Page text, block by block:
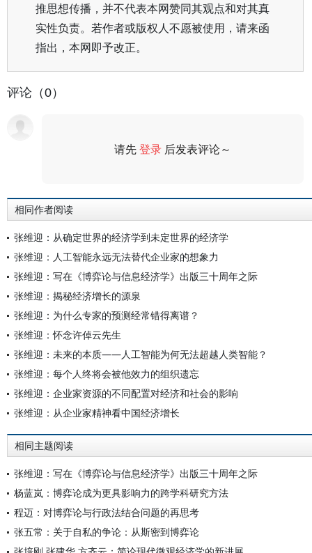
推思想传播，并不代表本网赞同其观点和对其真
实性负责。若作者或版权人不愿被使用，请来函
指出，本网即予改正。
评论（0）
请先登录 后发表评论～
相同作者阅读
张维迎：从确定世界的经济学到未定世界的经济学
张维迎：人工智能永远无法替代企业家的想象力
张维迎：写在《博弈论与信息经济学》出版三十周年之际
张维迎：揭秘经济增长的源泉
张维迎：为什么专家的预测经常错得离谱？
张维迎：怀念许倬云先生
张维迎：未来的本质——人工智能为何无法超越人类智能？
张维迎：每个人终将会被他效力的组织遗忘
张维迎：企业家资源的不同配置对经济和社会的影响
张维迎：从企业家精神看中国经济增长
相同主题阅读
张维迎：写在《博弈论与信息经济学》出版三十周年之际
杨蓝岚：博弈论成为更具影响力的跨学科研究方法
程迈：对博弈论与行政法结合问题的再思考
张五常：关于自私的争论：从斯密到博弈论